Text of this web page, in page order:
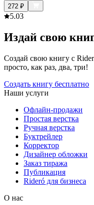
272 ₽
5.03
Издай свою
Создай свою книгу с
просто, как раз, два, три!
Создать книгу бесплатно
Наши услуги
Офлайн-продажи
Простая верстка
Ручная верстка
Буктрейлер
Корректор
Дизайнер обложки
Заказ тиража
Публикация
Rideró для бизнеса
О нас